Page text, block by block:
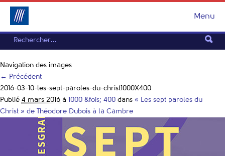
Menu
Navigation des images
← Précédent
2016-03-10-les-sept-paroles-du-christ1000X400
Publié 4 mars 2016 à 1000 &fois; 400 dans « Les sept paroles du
Christ » de Théodore Dubois à la Cambre